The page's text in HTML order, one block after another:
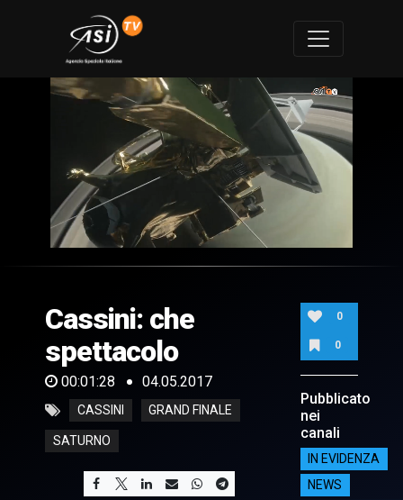
of
28
seconds
Cassini: che
spettacolo
00:01:28 04.05.2017
CASSINI GRAND FINALE
SATURNO
0
0
Pubblicato
nei
canali
IN EVIDENZA
NEWS